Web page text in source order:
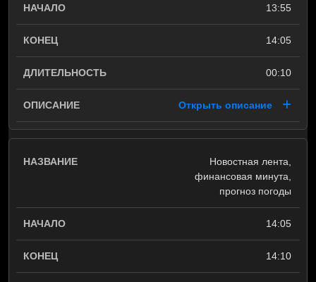
13:55
14:05
00:10
Открыть описание
Новостная лента,
финансовая минута,
прогноз погоды
14:05
14:10